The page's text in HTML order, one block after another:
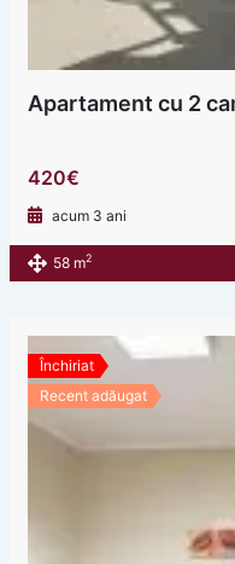
Apartament cu 2
420€
acum 3 ani
58 m2
Închiriat
Recent adăugat